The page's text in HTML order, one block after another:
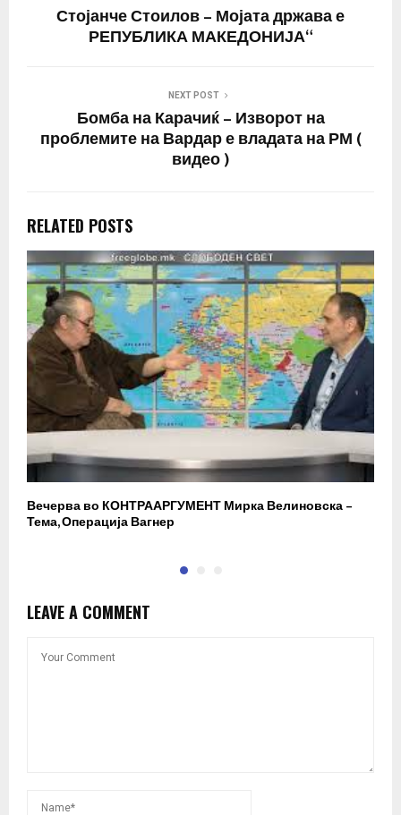
Стојанче Стоилов – Мојата држава е
РЕПУБЛИКА МАКЕДОНИЈА“
NEXT POST
Бомба на Карачиќ – Изворот на
проблемите на Вардар е владата на РМ (
видео )
RELATED POSTS
Вечерва во КОНТРААРГУМЕНТ Мирка Велиновска –
Тема, Операција Вагнер
LEAVE A COMMENT